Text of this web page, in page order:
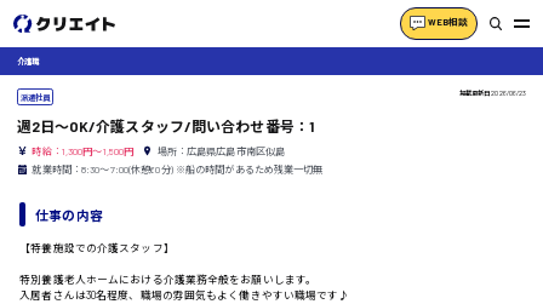
WEB相談
介護職
派遣社員 掲載更新日2026/06/23
週2日〜OK/介護スタッフ/問い合わせ番号：1
時給：1,300円～1,500円
場所：広島県広島市南区似島
就業時間：8:30〜7:00(休憩60分) ※船の時間があるため残業一切無
仕事の内容
【特養施設での介護スタッフ】
特別養護老人ホームにおける介護業務全般をお願いします。
入居者さんは30名程度、職場の雰囲気もよく働きやすい職場です♪